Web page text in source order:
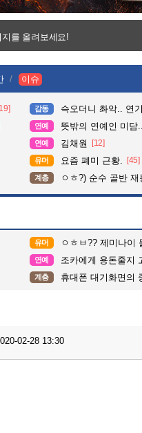
를 올려보세요!
이슈
감동 슥오더니 촤악.. 연기 뚫고
연예 뜻밖의 연예인 미담
연예 김채원 [12]
유머 요즘 폐미 근황. [45]
계층 ㅇㅎ?) 순수 골반 재
유머 ㅇㅎㅂ?? 제미나이
연예 조카에게 용돈줄지
계층 휴대폰 대기화면의
02-28 13:30